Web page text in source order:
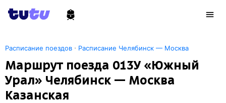
Расписание поездов · Расписание Челябинск — Москва
Маршрут поезда 013У «Южный
Урал» Челябинск — Москва
Казанская